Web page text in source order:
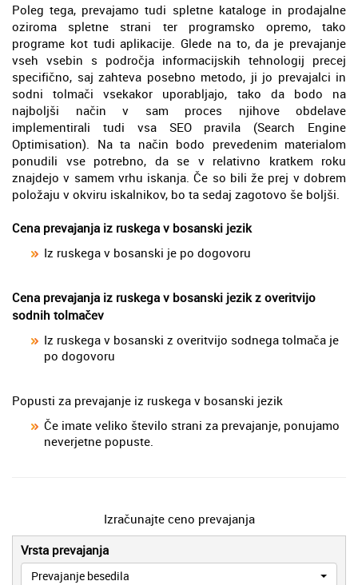
Poleg tega, prevajamo tudi spletne kataloge in prodajalne
oziroma spletne strani ter programsko opremo, tako
programe kot tudi aplikacije. Glede na to, da je prevajanje
vseh vsebin s področja informacijskih tehnologij precej
specifično, saj zahteva posebno metodo, ji jo prevajalci in
sodni tolmači vsekakor uporabljajo, tako da bodo na
najboljši način v sam proces njihove obdelave
implementirali tudi vsa SEO pravila (Search Engine
Optimisation). Na ta način bodo prevedenim materialom
ponudili vse potrebno, da se v relativno kratkem roku
znajdejo v samem vrhu iskanja. Če so bili že prej v dobrem
položaju v okviru iskalnikov, bo ta sedaj zagotovo še boljši.
Cena prevajanja iz ruskega v bosanski jezik
Iz ruskega v bosanski je po dogovoru
Cena prevajanja iz ruskega v bosanski jezik z overitvijo
sodnih tolmačev
Iz ruskega v bosanski z overitvijo sodnega tolmača je
po dogovoru
Popusti za prevajanje iz ruskega v bosanski jezik
Če imate veliko število strani za prevajanje, ponujamo
neverjetne popuste.
Izračunajte ceno prevajanja
Vrsta prevajanja
Prevajanje besedila